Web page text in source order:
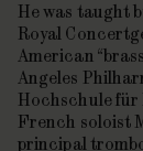
He was taught
Royal
American
Angeles
Hochschule für
French soloist
principal